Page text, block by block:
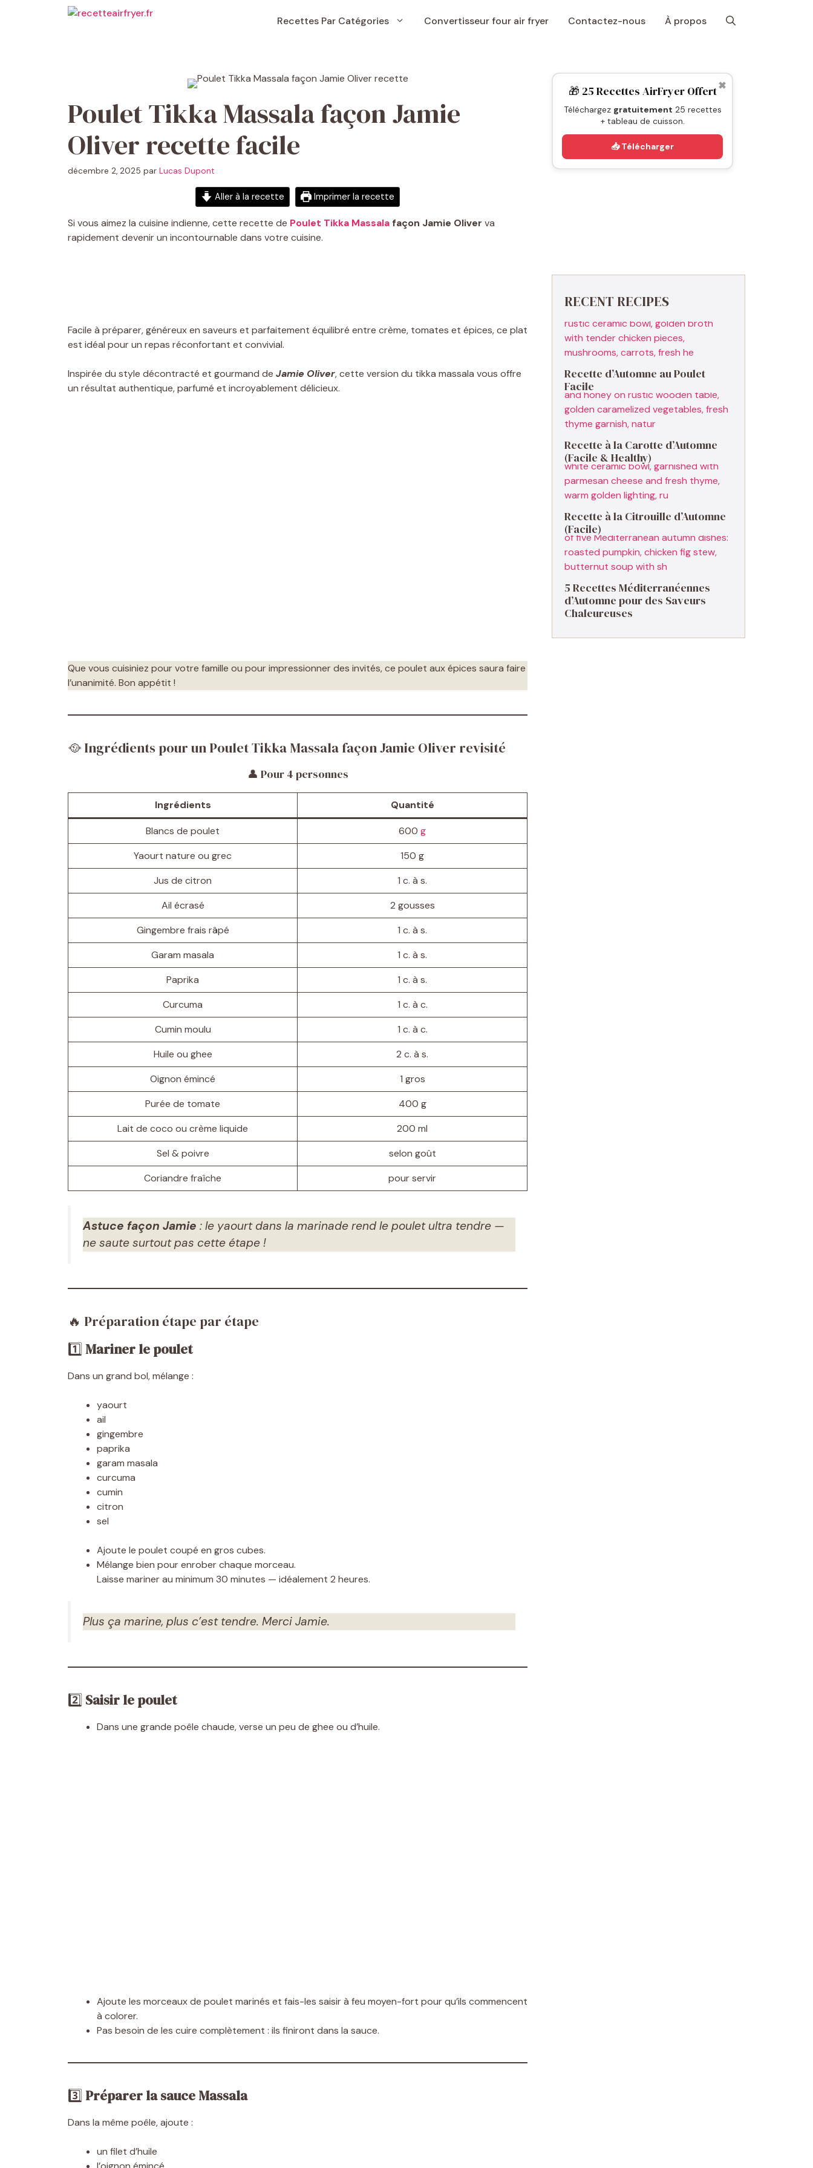
Recettes Par Catégories Convertisseur four air fryer Contactez-nous À propos
Poulet Tikka Massala façon Jamie
Oliver recette facile
décembre 2, 2025 par Lucas Dupont
Aller à la recette Imprimer la recette
Si vous aimez la cuisine indienne, cette recette de Poulet Tikka Massala façon Jamie Oliver va
rapidement devenir un incontournable dans votre cuisine.
Facile à préparer, généreux en saveurs et parfaitement équilibré entre crème, tomates et épices, ce plat
est idéal pour un repas réconfortant et convivial.
Inspirée du style décontracté et gourmand de Jamie Oliver, cette version du tikka massala vous offre
un résultat authentique, parfumé et incroyablement délicieux.
Que vous cuisiniez pour votre famille ou pour impressionner des invités, ce poulet aux épices saura faire
l’unanimité. Bon appétit !
🥘 Ingrédients pour un Poulet Tikka Massala façon Jamie Oliver revisité
👤 Pour 4 personnes
Ingrédients Quantité
Blancs de poulet 600 g
Yaourt nature ou grec
150 g
Jus de citron
1 c. à s.
Ail écrasé
2 gousses
Gingembre frais râpé
1 c. à s.
Garam masala
1 c. à s.
Paprika
1 c. à s.
Curcuma
1 c. à c.
Cumin moulu
1 c. à c.
Huile ou ghee
2 c. à s.
Oignon émincé
1 gros
Purée de tomate
400 g
Lait de coco ou crème liquide
200 ml
Sel & poivre
selon goût
Coriandre fraîche
pour servir
Astuce façon Jamie : le yaourt dans la marinade rend le poulet ultra tendre —
ne saute surtout pas cette étape !
🔥 Préparation étape par étape
1️⃣Mariner le poulet
Dans un grand bol, mélange :
yaourt
ail
gingembre
paprika
garam masala
curcuma
cumin
citron
sel
Ajoute le poulet coupé en gros cubes.
Mélange bien pour enrober chaque morceau.
Laisse mariner au minimum 30 minutes — idéalement 2 heures.
Plus ça marine, plus c’est tendre. Merci Jamie.
2️⃣ Saisir le poulet
Dans une grande poêle chaude, verse un peu de ghee ou d’huile.
Ajoute les morceaux de poulet marinés et fais-les saisir à feu moyen-fort pour qu’ils commencent
à colorer.
Pas besoin de les cuire complètement : ils finiront dans la sauce.
3️⃣Préparer la sauce Massala
Dans la même poêle, ajoute :
un filet d’huile
✖
🎁 25 Recettes AirFryer Offert
Téléchargez gratuitement 25 recettes
+ tableau de cuisson.
📥 Télécharger
RECENT RECIPES
Recette d’Automne au Poulet
Facile
Recette à la Carotte d’Automne
(Facile & Healthy)
Recette à la Citrouille d’Automne
(Facile)
5 Recettes Méditerranéennes
d’Automne pour des Saveurs
Chaleureuses